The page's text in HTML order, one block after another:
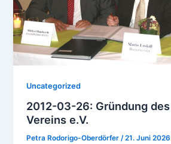
Uncategorized
2012-03-26: Gründung
Vereins e.V.
Petra Rodorigo-Oberdörfer/21. Juni 2026